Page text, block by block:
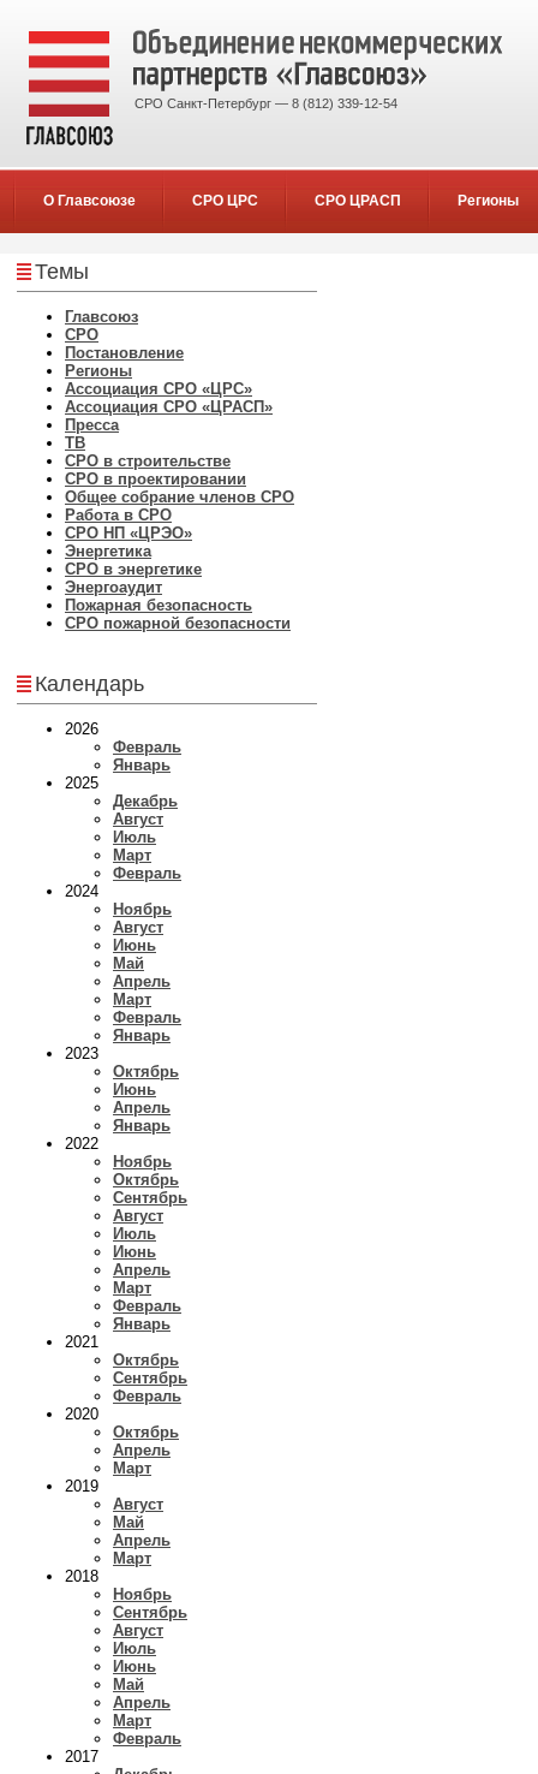
СРО Санкт-Петербург — 8 (812) 339-12-54
О Главсоюзе СРО ЦРС СРО ЦРАСП Регионы
Темы
Главсоюз
СРО
Постановление
Регионы
Ассоциация СРО «ЦРС»
Ассоциация СРО «ЦРАСП»
Пресса
ТВ
СРО в строительстве
СРО в проектировании
Общее собрание членов СРО
Работа в СРО
СРО НП «ЦРЭО»
Энергетика
СРО в энергетике
Энергоаудит
Пожарная безопасность
СРО пожарной безопасности
Календарь
2026
Февраль
Январь
2025
Декабрь
Август
Июль
Март
Февраль
2024
Ноябрь
Август
Июнь
Май
Апрель
Март
Февраль
Январь
2023
Октябрь
Июнь
Апрель
Январь
2022
Ноябрь
Октябрь
Сентябрь
Август
Июль
Июнь
Апрель
Март
Февраль
Январь
2021
Октябрь
Сентябрь
Февраль
2020
Октябрь
Апрель
Март
2019
Август
Май
Апрель
Март
2018
Ноябрь
Сентябрь
Август
Июль
Июнь
Май
Апрель
Март
Февраль
2017